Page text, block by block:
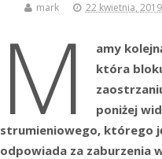
mark 22 kwietnia, 2019
M
amy
która
poniżej
strumieniowego, którego
odpowiada za zaburzenia